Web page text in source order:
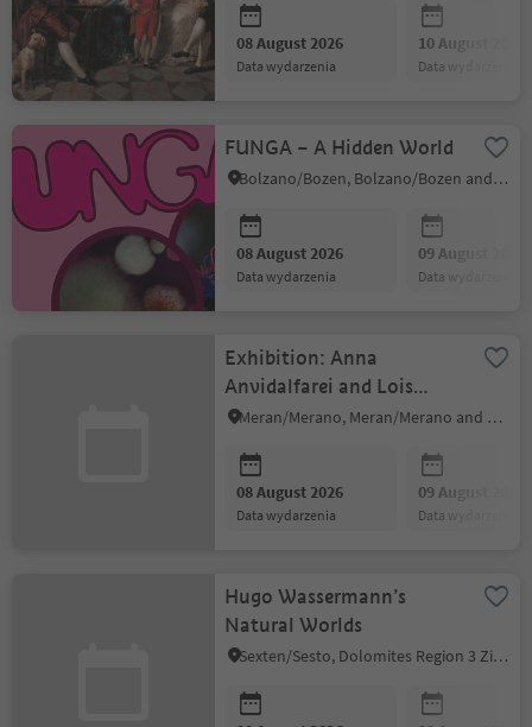
08 August 2026
data wydarzenia
10 August 2026
data wydarzenia
FUNGA – A Hidden World
Bolzano/Bozen, Bolzano/Bozen and environs
08 August 2026
data wydarzenia
09 August 2026
data wydarzenia
Exhibition: Anna
Anvidalfarei and Lois
Anvidalfarei
Meran/Merano, Meran/Merano and environs
08 August 2026
data wydarzenia
09 August 2026
data wydarzenia
Hugo Wassermann’s
Natural Worlds
Sexten/Sesto, Dolomites Region 3 Zinnen